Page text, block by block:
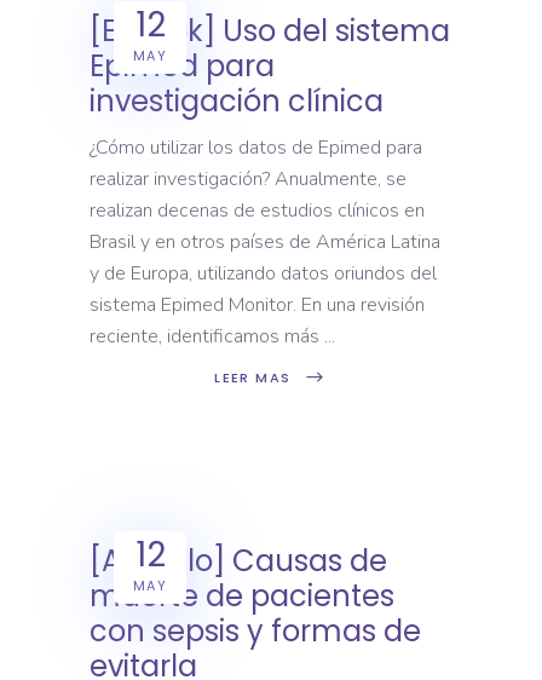
12
MAY
[E-book] Uso del sistema
Epimed para
investigación clínica
¿Cómo utilizar los datos de Epimed para
realizar investigación? Anualmente, se
realizan decenas de estudios clínicos en
Brasil y en otros países de América Latina
y de Europa, utilizando datos oriundos del
sistema Epimed Monitor. En una revisión
reciente, identificamos más
LEER MAS
12
MAY
[Artículo] Causas de
muerte de pacientes
con sepsis y formas de
evitarla